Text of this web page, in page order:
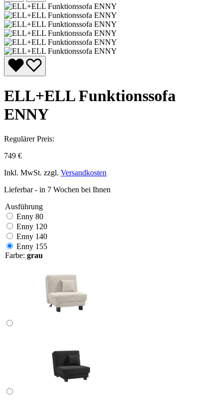
ELL+ELL Funktionssofa
ENNY
Regulärer Preis:
749 €
Inkl. MwSt. zzgl. Versandkosten
Lieferbar - in 7 Wochen bei Ihnen
Ausführung
Enny 80
Enny 120
Enny 140
Enny 155
Farbe: grau